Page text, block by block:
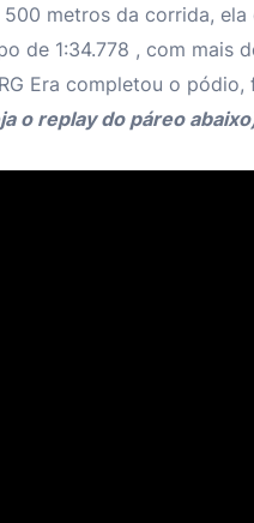
metros da corrida,
de 1:34.778 , com mais
Era completou o
o replay do páreo